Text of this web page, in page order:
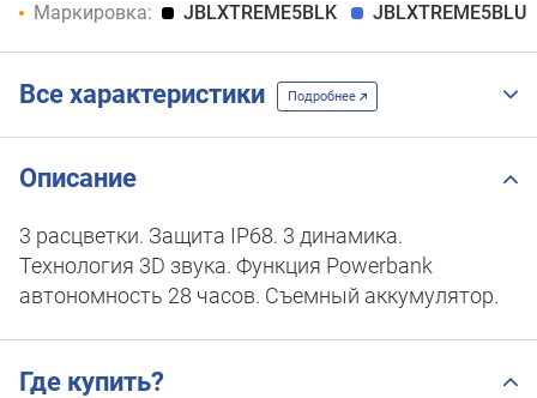
Маркировка:
JBLXTREME5BLK JBLXTREME5BLU
Все характеристики Подробнее
Описание
3 расцветки. Защита IP68. 3 динамика.
Технология 3D звука. Функция Powerbank
автономность 28 часов. Съемный аккумулятор.
Где купить?